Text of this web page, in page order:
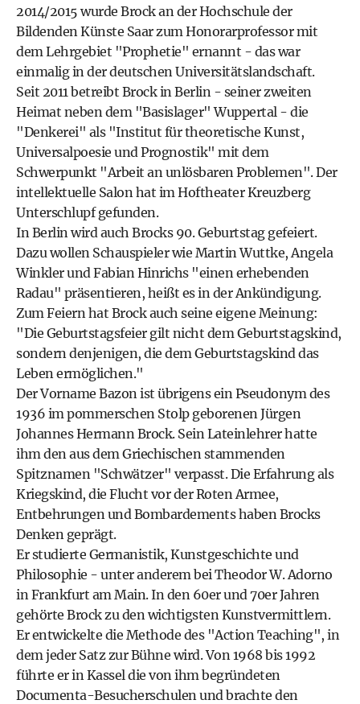
2014/2015 wurde Brock an der Hochschule der
Bildenden Künste Saar zum Honorarprofessor mit
dem Lehrgebiet "Prophetie" ernannt - das war
einmalig in der deutschen Universitätslandschaft.
Seit 2011 betreibt Brock in Berlin - seiner zweiten
Heimat neben dem "Basislager" Wuppertal - die
"Denkerei" als "Institut für theoretische Kunst,
Universalpoesie und Prognostik" mit dem
Schwerpunkt "Arbeit an unlösbaren Problemen". Der
intellektuelle Salon hat im Hoftheater Kreuzberg
Unterschlupf gefunden.
In Berlin wird auch Brocks 90. Geburtstag gefeiert.
Dazu wollen Schauspieler wie Martin Wuttke, Angela
Winkler und Fabian Hinrichs "einen erhebenden
Radau" präsentieren, heißt es in der Ankündigung.
Zum Feiern hat Brock auch seine eigene Meinung:
"Die Geburtstagsfeier gilt nicht dem Geburtstagskind,
sondern denjenigen, die dem Geburtstagskind das
Leben ermöglichen."
Der Vorname Bazon ist übrigens ein Pseudonym des
1936 im pommerschen Stolp geborenen Jürgen
Johannes Hermann Brock. Sein Lateinlehrer hatte
ihm den aus dem Griechischen stammenden
Spitznamen "Schwätzer" verpasst. Die Erfahrung als
Kriegskind, die Flucht vor der Roten Armee,
Entbehrungen und Bombardements haben Brocks
Denken geprägt.
Er studierte Germanistik, Kunstgeschichte und
Philosophie - unter anderem bei Theodor W. Adorno
in Frankfurt am Main. In den 60er und 70er Jahren
gehörte Brock zu den wichtigsten Kunstvermittlern.
Er entwickelte die Methode des "Action Teaching", in
dem jeder Satz zur Bühne wird. Von 1968 bis 1992
führte er in Kassel die von ihm begründeten
Documenta-Besucherschulen und brachte den